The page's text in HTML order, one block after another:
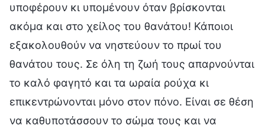
υποφέρουν κι υπομένουν όταν βρίσκονται
ακόμα και στο χείλος του θανάτου! Κάποιοι
εξακολουθούν να νηστεύουν το πρωί του
θανάτου τους. Σε όλη τη ζωή τους απαρνούνται
το καλό φαγητό και τα ωραία ρούχα κι
επικεντρώνονται μόνο στον πόνο. Είναι σε θέση
να καθυποτάσσουν το σώμα τους και να